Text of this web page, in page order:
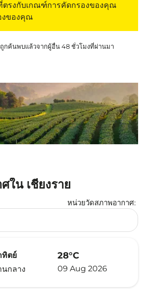
ตรงกับเกณฑ์การคัดกรองของคุณ
งของคุณ
กค้นพบแล้วจากผู้อื่น 48 ชั่วโมงที่ผ่านมา
ใน เชียงราย
หน่วยวัดสภาพอากาศ:
ซลเซียส Selected
ทิตย์
นกลาง
28°C
09 Aug 2026